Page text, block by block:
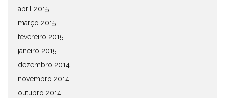
abril 2015
março 2015
fevereiro 2015
janeiro 2015
dezembro 2014
novembro 2014
outubro 2014